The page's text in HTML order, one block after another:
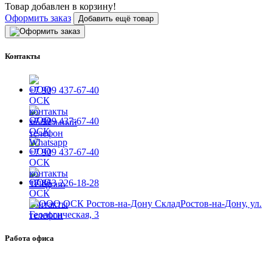
Товар добавлен в корзину!
Оформить заказ
Добавить ещё товар
Контакты
+7 909 437-67-40
+7 909 437-67-40
+7 909 437-67-40
+7 863 226-18-28
Ростов-на-Дону, ул.
Геологическая, 3
Работа офиса